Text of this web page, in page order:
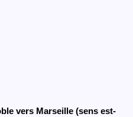
vers Marseille (sens est-